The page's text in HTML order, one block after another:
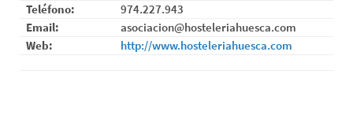
Teléfono:
974.227.943
Email:
asociacion@hosteleriahuesca.com
Web:
http://www.hosteleriahuesca.com